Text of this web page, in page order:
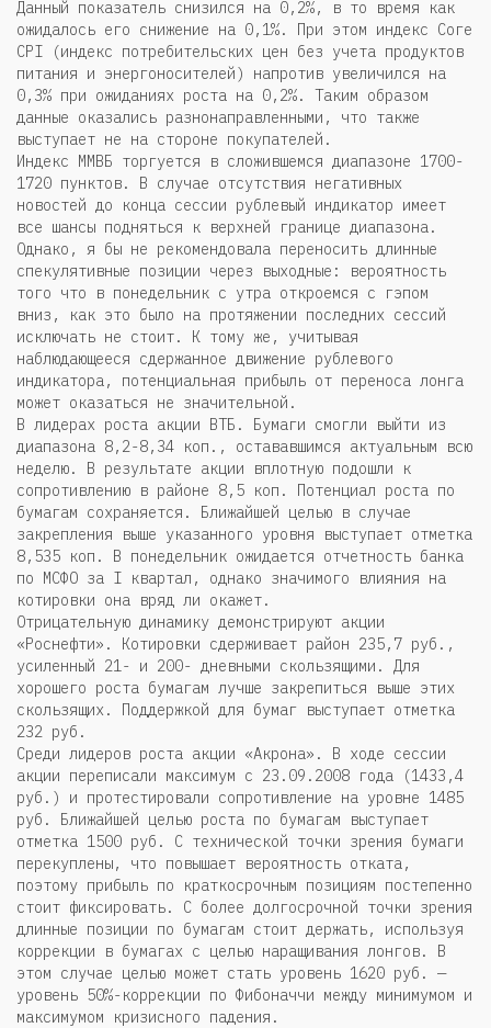
Данный показатель снизился на 0,2%, в то время как
ожидалось его снижение на 0,1%. При этом индекс Cогe
CPI (индекс потребительских цен без учета продуктов
питания и энергоносителей) напротив увеличился на
0,3% при ожиданиях роста на 0,2%. Таким образом
данные оказались разнонаправленными, что также
выступает не на стороне покупателей.
Индекс ММВБ торгуется в сложившемся диапазоне 1700-
1720 пунктов. В случае отсутствия негативных
новостей до конца сессии рублевый индикатор имеет
все шансы подняться к верхней границе диапазона.
Однако, я бы не рекомендовала переносить длинные
спекулятивные позиции через выходные: вероятность
того что в понедельник с утра откроемся с гэпом
вниз, как это было на протяжении последних сессий
исключать не стоит. К тому же, учитывая
наблюдающееся сдержанное движение рублевого
индикатора, потенциальная прибыль от переноса лонга
может оказаться не значительной.
В лидерах роста акции ВТБ. Бумаги смогли выйти из
диапазона 8,2-8,34 коп., остававшимся актуальным всю
неделю. В результате акции вплотную подошли к
сопротивлению в районе 8,5 коп. Потенциал роста по
бумагам сохраняется. Ближайшей целью в случае
закрепления выше указанного уровня выступает отметка
8,535 коп. В понедельник ожидается отчетность банка
по МСФО за I квартал, однако значимого влияния на
котировки она вряд ли окажет.
Отрицательную динамику демонстрируют акции
«Роснефти». Котировки сдерживает район 235,7 руб.,
усиленный 21- и 200- дневными скользящими. Для
хорошего роста бумагам лучше закрепиться выше этих
скользящих. Поддержкой для бумаг выступает отметка
232 руб.
Среди лидеров роста акции «Акрона». В ходе сессии
акции переписали максимум с 23.09.2008 года (1433,4
руб.) и протестировали сопротивление на уровне 1485
руб. Ближайшей целью роста по бумагам выступает
отметка 1500 руб. С технической точки зрения бумаги
перекуплены, что повышает вероятность отката,
поэтому прибыль по краткосрочным позициям постепенно
стоит фиксировать. С более долгосрочной точки зрения
длинные позиции по бумагам стоит держать, используя
коррекции в бумагах с целью наращивания лонгов. В
этом случае целью может стать уровень 1620 руб. —
уровень 50%-коррекции по Фибоначчи между минимумом и
максимумом кризисного падения.